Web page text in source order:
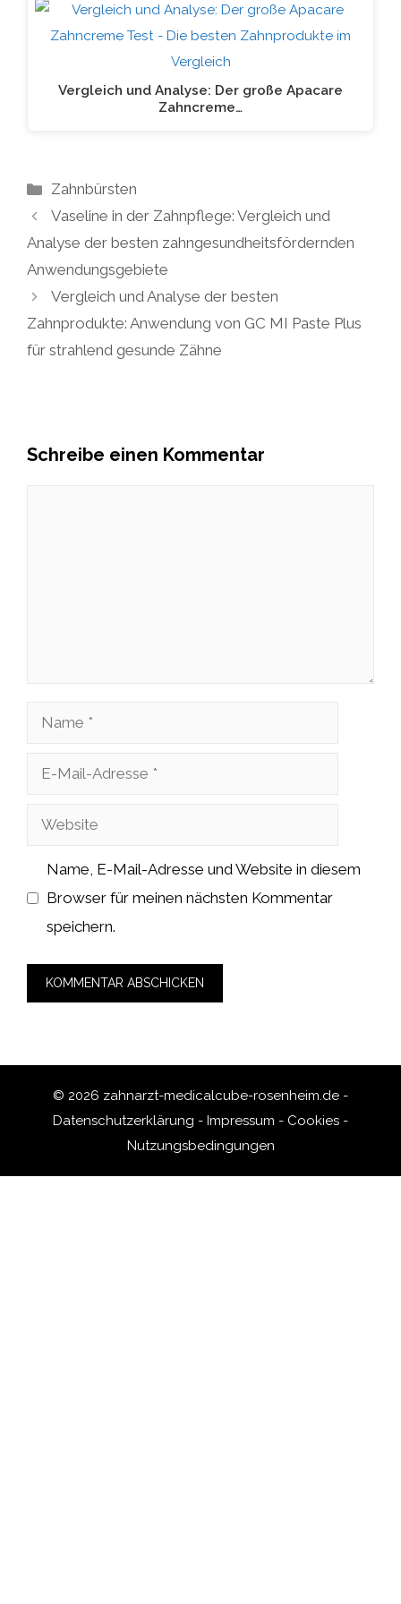
Vergleich und Analyse: Der große Apacare
Zahncreme…
Kategorien
Zahnbürsten
Vaseline in der Zahnpflege: Vergleich und
Analyse der besten zahngesundheitsfördernden
Anwendungsgebiete
Vergleich und Analyse der besten
Zahnprodukte: Anwendung von GC MI Paste Plus
für strahlend gesunde Zähne
Schreibe einen Kommentar
Name
Adresse
Website
Name, E-Mail-Adresse und Website in diesem
Browser für meinen nächsten Kommentar
speichern.
© 2026 zahnarzt-medicalcube-rosenheim.de -
Datenschutzerklärung - Impressum - Cookies -
Nutzungsbedingungen